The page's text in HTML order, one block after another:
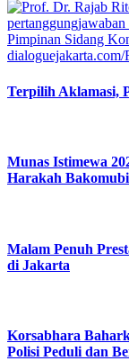
Terpilih Aklamasi,
Munas Istimewa
Harakah
Malam Penuh
di Jakarta
Korsabhara
Polisi Peduli dan